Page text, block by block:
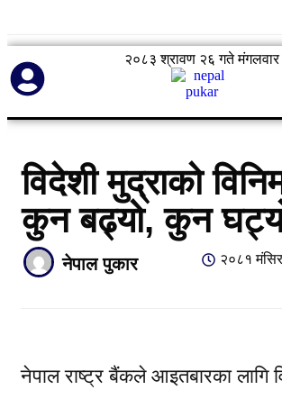
२०८३ श्रावण २६ गते मंगलवार
विदेशी मुद्राको
कुन बढ्यो, कुन
नेपाल पुकार २०८१
नेपाल राष्ट्र बैंकले आइतबारका लागि